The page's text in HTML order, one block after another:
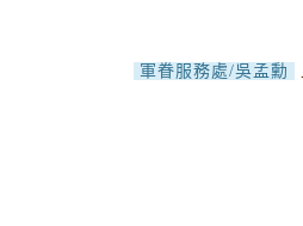
軍眷服務處/吳孟勳